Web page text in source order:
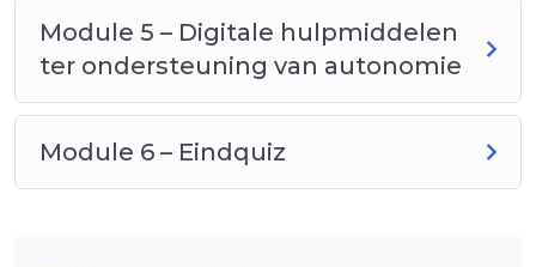
Module 5 – Digitale hulpmiddelen
ter ondersteuning van autonomie
Module 6 – Eindquiz